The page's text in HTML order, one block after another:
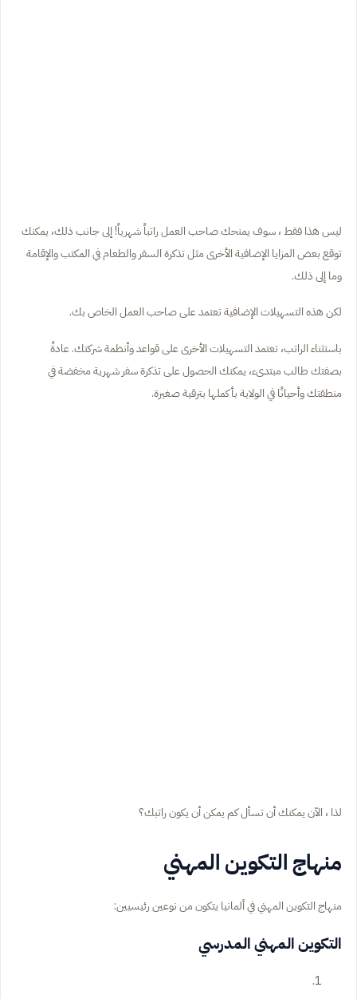
ليس هذا فقط ، سوف يمنحك صاحب العمل راتباً شهرياً! إلى جانب ذلك، يمكنك
توقع بعض المزايا الإضافية الأخرى مثل تذكرة السفر والطعام في المكتب والإقامة
وما إلى ذلك.
لكن هذه التسهيلات الإضافية تعتمد على صاحب العمل الخاص بك.
باستثناء الراتب، تعتمد التسهيلات الأخرى على قواعد وأنظمة شركتك. عادةً
بصفتكطالب مبتدىء، يمكنك الحصول على تذكرة سفر شهرية مخفضة في
منطقتك وأحيانًا في الولاية بأكملها بترقية صغيرة.
لذا ، الآن يمكنك أن تسأل كم يمكن أن يكون راتبك؟
منهاج التكوين المهني
منهاج التكوين المهني في ألمانيا يتكون من نوعين رئيسيين:
التكوين المهني المدرسي